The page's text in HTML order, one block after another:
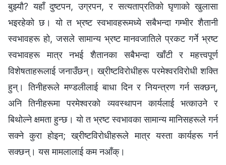
बुझ्यौ? यहाँ दुष्टपन, उग्रपन, र सत्यताप्रतिको घृणाको खुलासा
भइरहेको छ। यो त भ्रष्ट स्वभावहरूमध्ये सबैभन्दा गम्भीर शैतानी
स्वभावहरू हो, जसले सामान्य भ्रष्ट मानवजातिले प्रकट गर्ने भ्रष्ट
स्वभावहरू मात्र नभई शैतानका सबैभन्दा खाँटी र महत्त्वपूर्ण
विशेषताहरूलाई जनाउँछन्। ख्रीष्टविरोधीहरू परमेश्वरविरोधी शक्ति
हुन्। तिनीहरूले मण्डलीलाई बाधा दिन र नियन्त्रण गर्न सक्छन्,
अनि तिनीहरूमा परमेश्वरको व्यवस्थापन कार्यलाई भत्काउने र
बिथोल्ने क्षमता हुन्छ। यो त भ्रष्ट स्वभावका सामान्य मानिसहरूले गर्न
सक्ने कुरा होइन; ख्रीष्टविरोधीहरूले मात्र यस्ता कार्यहरू गर्न
सक्छन्। यस मामलालाई कम नआँक्।